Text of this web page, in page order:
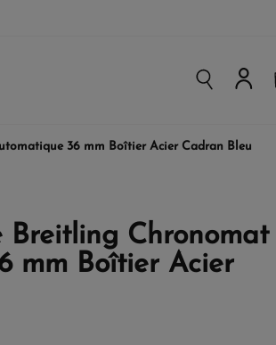
36 mm Boîtier Acier Cadran Bleu
Breitling Chronomat
mm Boîtier Acier